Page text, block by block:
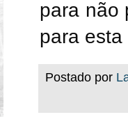
para não
para esta
Postado por